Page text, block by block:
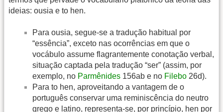
ideias: ousia e to hen.
Para ousia, segue-se a tradução habitual por
“essência”, exceto nas ocorrências em que o
vocábulo assume flagrantemente conotação verbal,
situação captada pela tradução “ser” (assim, por
exemplo, no Parmênides 156ab e no Filebo 26d).
Para to hen, aproveitando a vantagem de o
português conservar uma reminiscência do neutro
grego e latino, representa-se, por princípio, hen por